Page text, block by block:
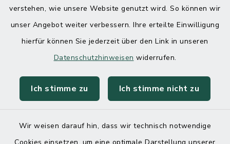
verstehen, wie unsere Website genutzt wird. So können wir
unser Angebot weiter verbessern. Ihre erteilte Einwilligung
hierfür können Sie jederzeit über den Link in unseren
Datenschutzhinweisen widerrufen.
Ich stimme zu Ich stimme nicht zu
Wir weisen darauf hin, dass wir technisch notwendige